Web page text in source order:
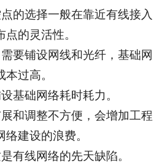
的选择一般在靠近有线接入
的灵活性。
要铺设网线和光纤，基础网
过高。
基础网络耗时耗力。
和调整不方便，会增加工程
建设的浪费。
有线网络的先天缺陷。